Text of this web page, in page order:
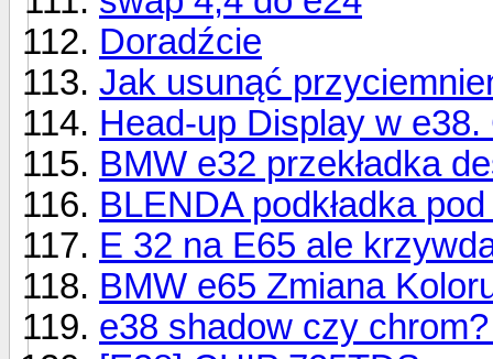
Doradźcie
Jak usunąć
Head-up Display w
BMW e32 przekładka
BLENDA podkładka
E 32 na E65 ale
BMW e65 Zmiana
e38 shadow czy